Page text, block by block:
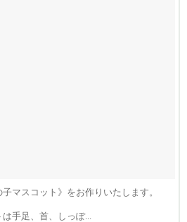
マスコット》をお作りいたします。
手足、首、しっぽ...